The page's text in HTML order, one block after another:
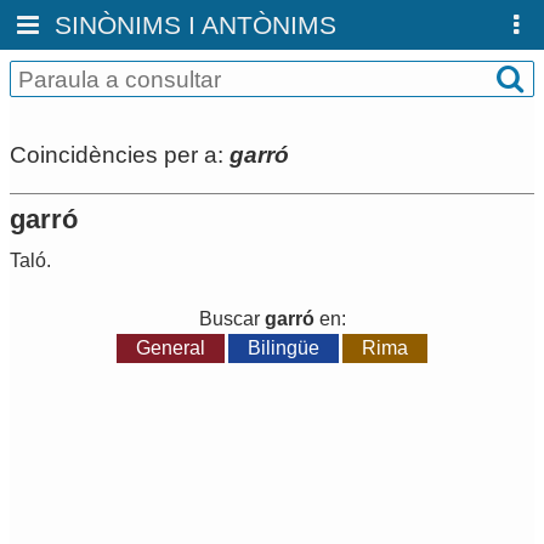
SINÒNIMS I ANTÒNIMS
Coincidències per a: garró
garró
Taló.
Buscar garróen:
General
Bilingüe Rima